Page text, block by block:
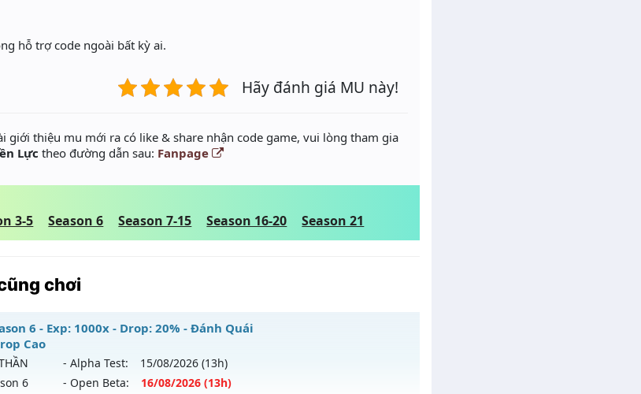
hỗ trợ code ngoài bất kỳ ai.
Hãy đánh giá MU này!
giới thiệu mu mới ra có like & share nhận code game, vui lòng tham gia
Lực theo đường dẫn sau: Fanpage
3-5 Season 6 Season 7-15 Season 16-20 Season 21
chơi
6 - Exp: 1000x - Drop: 20% - Đánh Quái
Cao
- Alpha Test: 15/08/2026 (13h)
6 - Open Beta: 16/08/2026 (13h)